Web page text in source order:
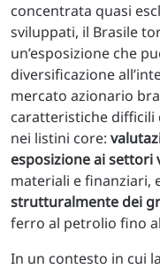
concentrata quasi
sviluppati, il Brasile
un’esposizione che
diversificazione
mercato azionario
caratteristiche
nei listini core:
esposizione ai settori
materiali e finanziari,
strutturalmente dei
ferro al petrolio fino
In un contesto in cui